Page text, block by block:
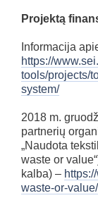
Projektą
Informacija
https://
tools/projects/
system/
2018 m.
partnerių
„Naudota
waste or value“
kalba) –
waste-or-value/